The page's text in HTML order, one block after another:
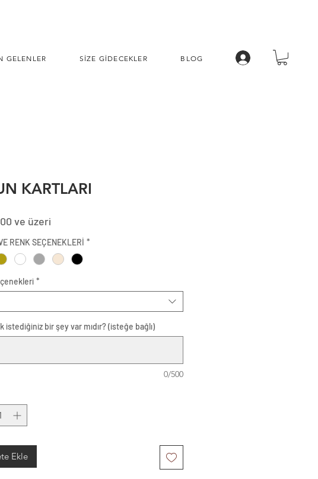
GELENLER SİZE GİDECEKLER BLOG
KARTLARI
ve üzeri
RENK SEÇENEKLERİ *
*
istediğiniz bir şey var mıdır? (isteğe bağlı)
0/500
Ekle